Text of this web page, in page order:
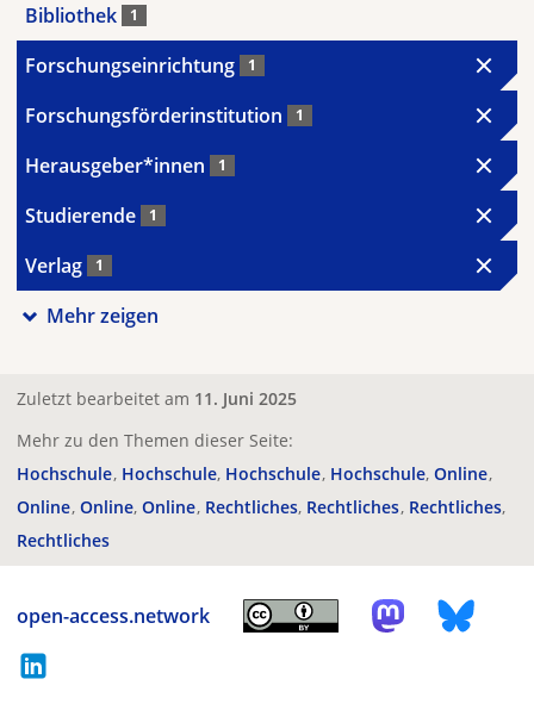
Bibliothek 1
Forschungseinrichtung 1
Forschungsförderinstitution 1
Herausgeber*innen 1
Studierende 1
Verlag 1
Mehr zeigen
Zuletzt bearbeitet am 11. Juni 2025
Mehr zu den Themen dieser Seite:
Hochschule Hochschule Hochschule Hochschule Online
Online Online Online Rechtliches Rechtliches Rechtliches
Rechtliches
open-access.network